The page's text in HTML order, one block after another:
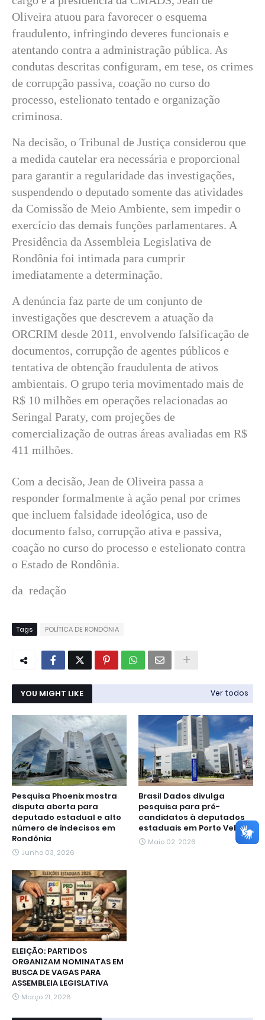
Oliveira atuou para favorecer o esquema
fraudulento, infringindo deveres funcionais e
atentando contra a administração pública. As
condutas descritas configuram, em tese, os crimes
de corrupção passiva, coação no curso do
processo, estelionato tentado e organização
criminosa.
Na decisão, o Tribunal de Justiça considerou que
a medida cautelar era necessária e proporcional
para garantir a regularidade das investigações,
suspendendo o deputado somente das atividades
da Comissão de Meio Ambiente, sem impedir o
exercício das demais funções parlamentares. A
Presidência da Assembleia Legislativa de
Rondônia foi intimada para cumprir
imediatamente a determinação.
A denúncia faz parte de um conjunto de
investigações que descrevem a atuação da
ORCRIM desde 2011, envolvendo falsificação de
documentos, corrupção de agentes públicos e
tentativa de obtenção fraudulenta de ativos
ambientais. O grupo teria movimentado mais de
R$ 10 milhões em operações relacionadas ao
Seringal Paraty, com projeções de
comercialização de outras áreas avaliadas em R$
411 milhões.
Com a decisão, Jean de Oliveira passa a
responder formalmente à ação penal por crimes
que incluem falsidade ideológica, uso de
documento falso, corrupção ativa e passiva,
coação no curso do processo e estelionato contra
o Estado de Rondônia.
da redação
Tags POLÍTICA DE RONDÔNIA
YOU MIGHT LIKE Ver todos
Pesquisa Phoenix mostra
disputa aberta para
deputado estadual e alto
número de indecisos em
Rondônia
Junho 03, 2026
Brasil Dados divulga
pesquisa para pré-
candidatos à deputados
estaduais em Porto Velho
Maio 02, 2026
ELEIÇÃO: PARTIDOS
ORGANIZAM NOMINATAS EM
BUSCA DE VAGAS PARA
ASSEMBLEIA LEGISLATIVA
Março 21, 2026